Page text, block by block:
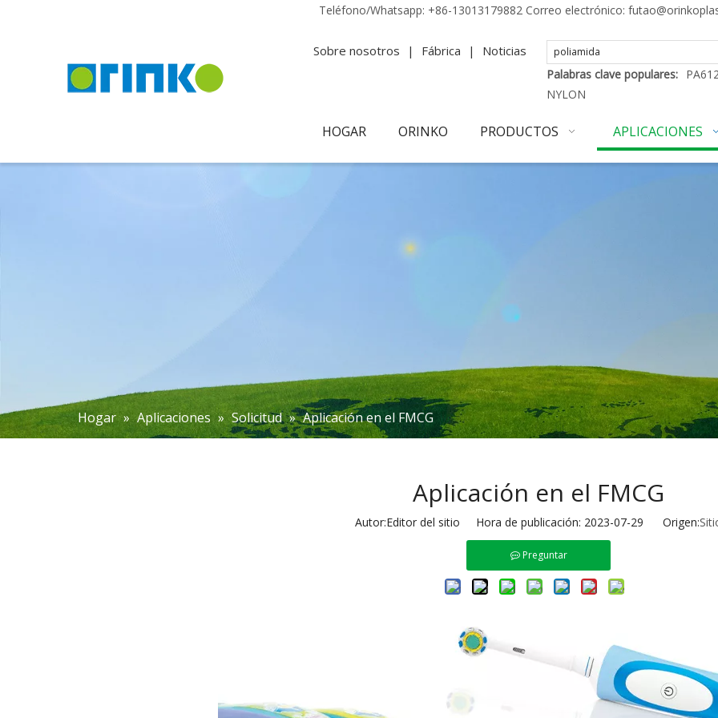
Teléfono/Whatsapp: +86-13013179882 Correo electrónico:
Sobre nosotros | Fábrica | Noticias
Palabras clave populares:
NYLON
HOGAR ORINKO PRODUCTOS APLICACIONES
Hogar » Aplicaciones » Solicitud » Aplicación en el FMCG
Aplicación en el FMCG
Autor:Editor del sitio Hora de publicación: 2023-07-29 Origen:
Preguntar